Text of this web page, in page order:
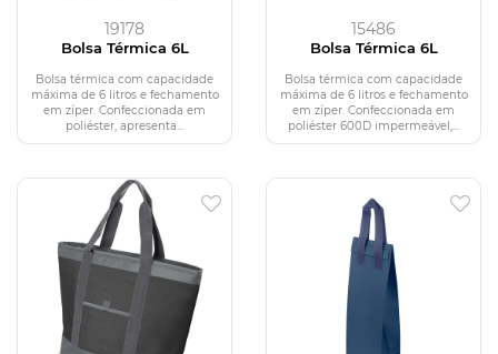
19178
Bolsa Térmica 6L
Bolsa térmica com capacidade
máxima de 6 litros e fechamento
em zíper. Confeccionada em
poliéster, apresenta...
15486
Bolsa Térmica 6L
Bolsa térmica com capacidade
máxima de 6 litros e fechamento
em zíper. Confeccionada em
poliéster 600D impermeável,...